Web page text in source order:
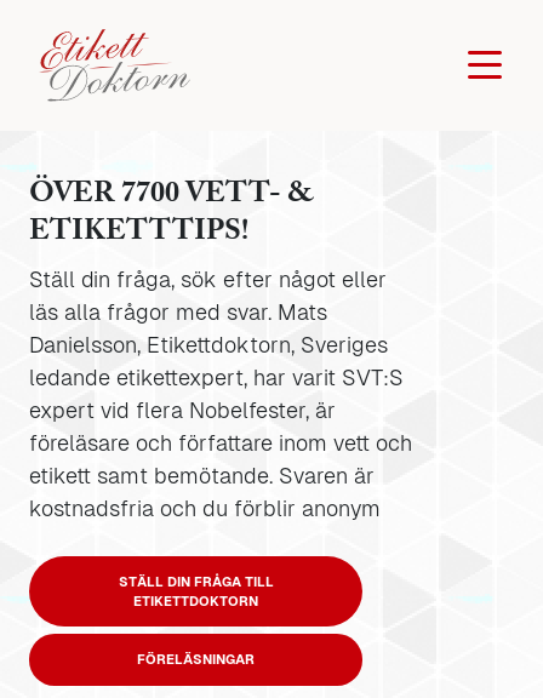
ÖVER 7700 VETT- &
ETIKETTTIPS!
Ställ din fråga, sök efter något eller
läs alla frågor med svar. Mats
Danielsson, Etikettdoktorn, Sveriges
ledande etikettexpert, har varit SVT:S
expert vid flera Nobelfester, är
föreläsare och författare inom vett och
etikett samt bemötande. Svaren är
kostnadsfria och du förblir anonym
STÄLL DIN FRÅGA TILL
ETIKETTDOKTORN
FÖRELÄSNINGAR